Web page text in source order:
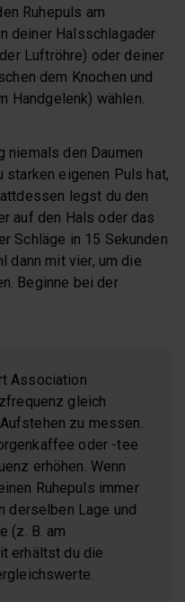
Ruhepuls am
deiner Halsschlagader
Luftröhre) oder deiner
dem Knochen und
Handgelenk) wählen.
den Daumen
eigenen Puls hat,
legst du den
auf den Hals oder das
Schläge in 15 Sekunden
dann mit vier, um die
Beginne bei der
Association
gleich
zu messen.
oder -tee
erhöhen. Wenn
Ruhepuls immer
derselben Lage und
(z. B. am
erhältst du die